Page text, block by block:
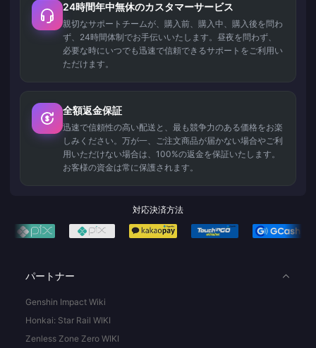
24時間年中無休のカスタマーサービス
親切なサポートチームが、購入前、購入中、購入後を問わ
ず、24時間体制でお手伝いいたします。昼夜を問わず、
必要な時にいつでも迅速で信頼できるサポートをご利用い
ただけます。
全額返金保証
迅速で信頼性の高い配送と、最も競争力のある価格をお楽
しみください。万が一、ご注文商品が届かない場合やご利
用いただけない場合は、100%の返金を保証いたします。
お客様の資金は常に保護されます。
対応決済方法
パートナー
Genshin Impact Wiki
Honkai: Star Rail WIKI
Zenless Zone Zero WIKI